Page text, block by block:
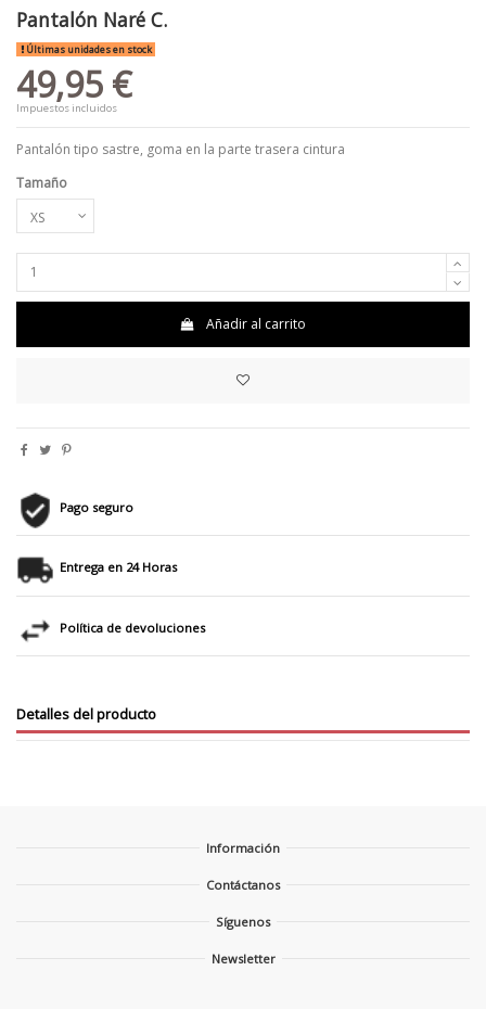
Pantalón Naré C.
Últimas unidades en stock
49,95 €
Impuestos incluidos
Pantalón tipo sastre, goma en la parte trasera cintura
Tamaño
Añadir al carrito
Pago seguro
Entrega en 24 Horas
Política de devoluciones
Detalles del producto
Información
Contáctanos
Síguenos
Newsletter